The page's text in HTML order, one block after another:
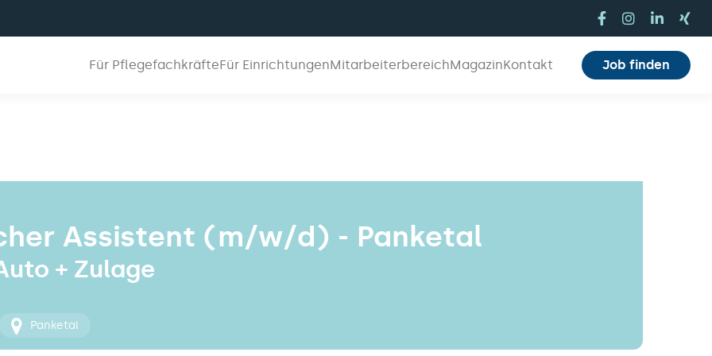
Für PflegefachkräfteFür EinrichtungenMitarbeiterbereichMagazinKontakt Job finden
Assistent (m/w/d) - Panketal
+ Zulage
Panketal